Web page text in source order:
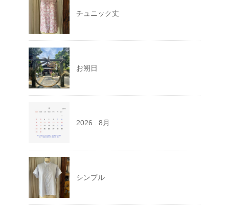
チュニック丈
お朔日
2026 . 8月
シンプル